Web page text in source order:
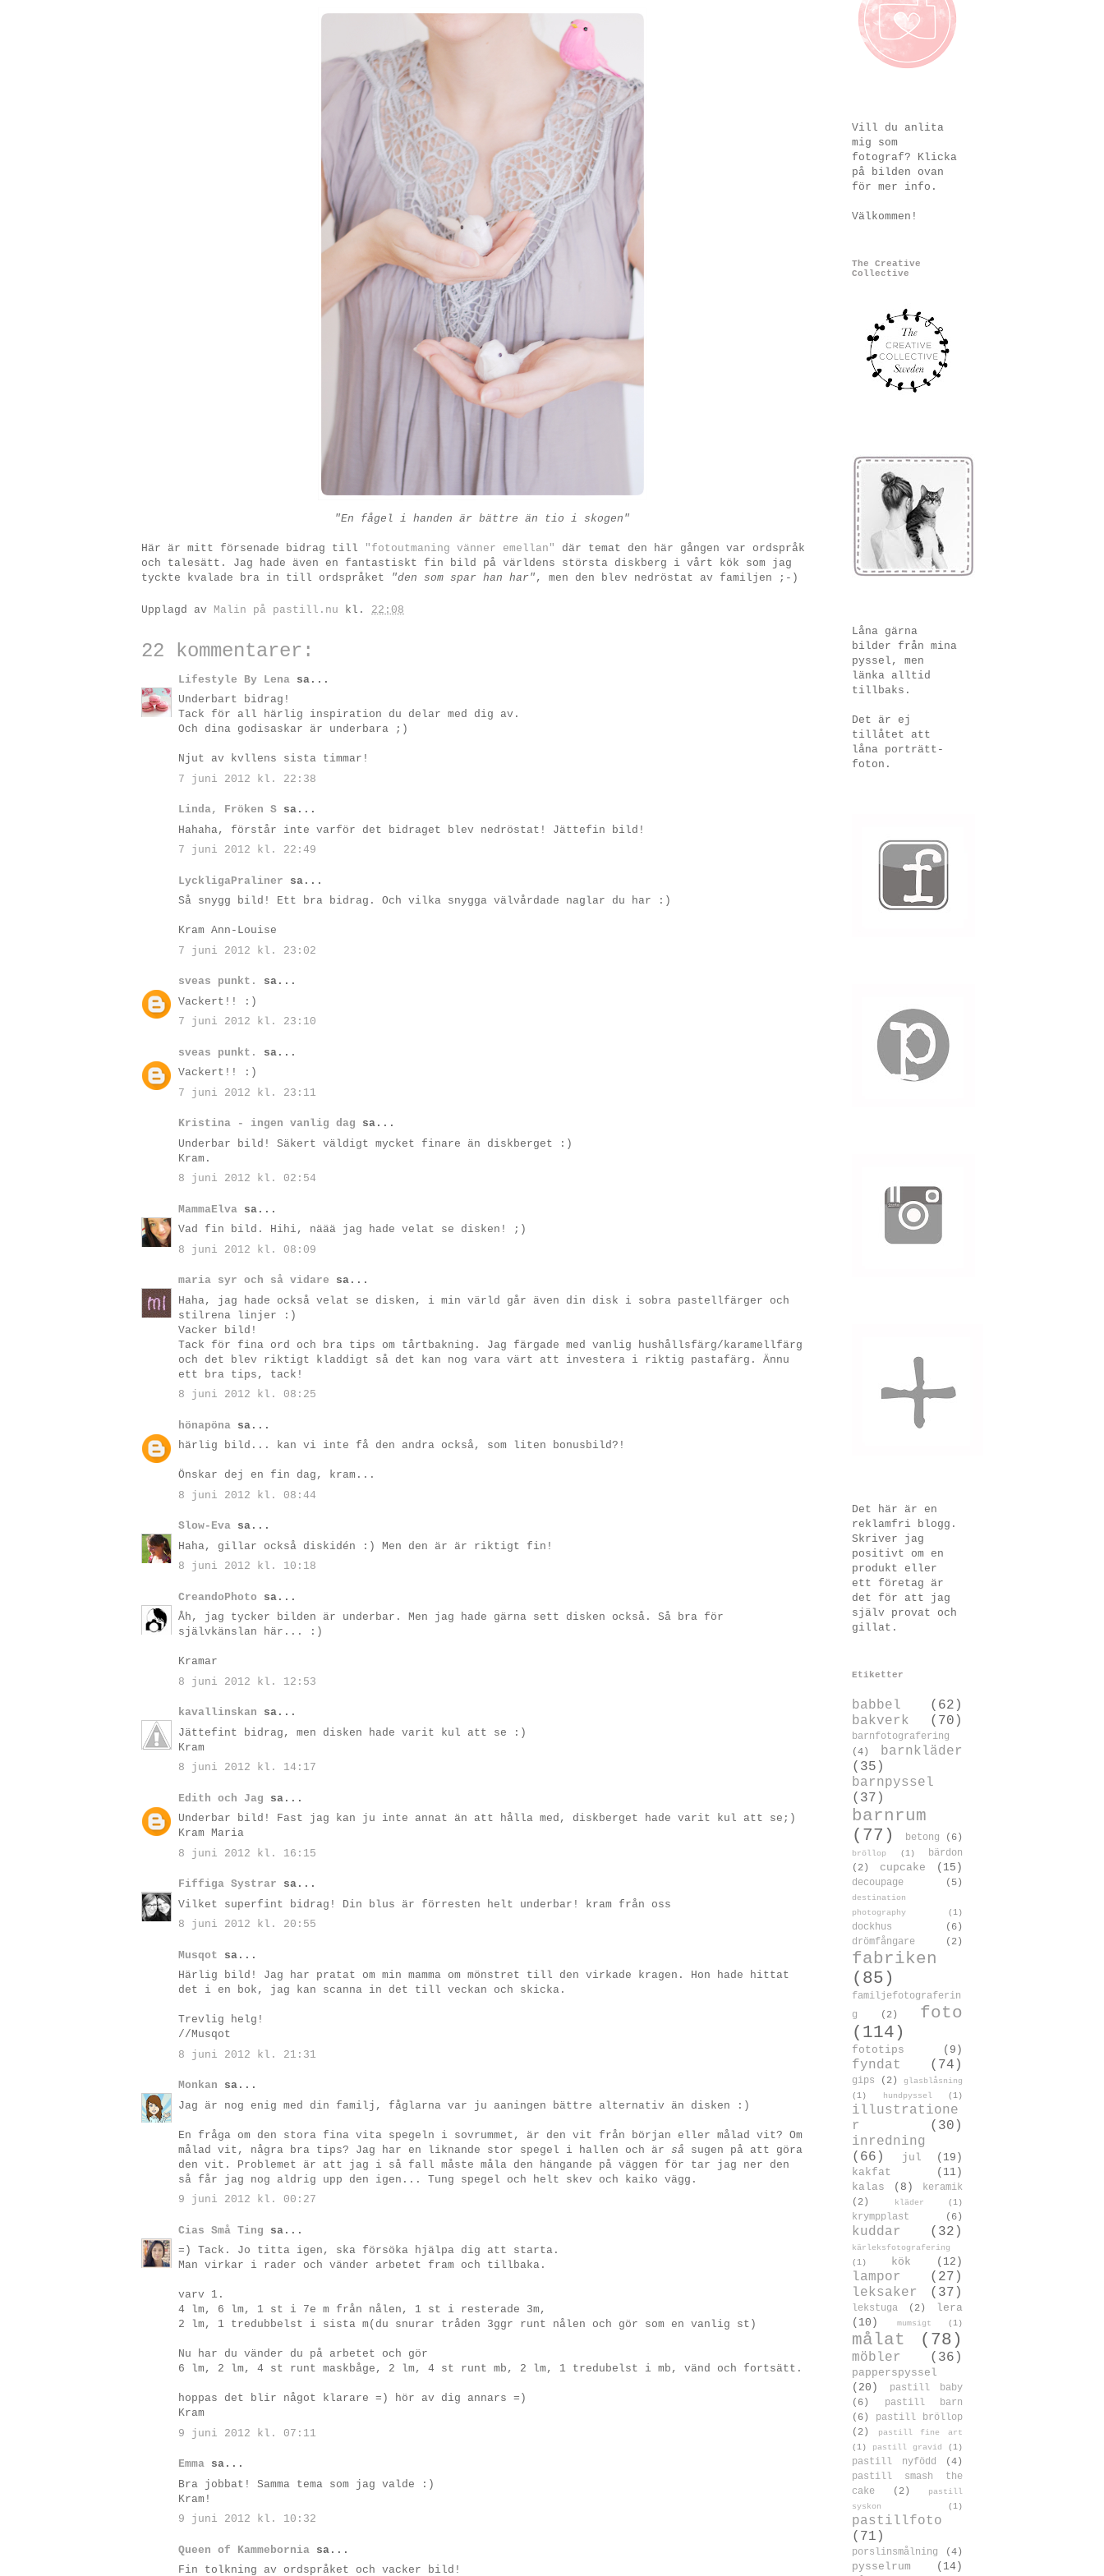
"En fågel i handen är bättre än tio i skogen"
Här är mitt försenade bidrag till "fotoutmaning vänner emellan"
där temat den här gången var ordspråk
och talesätt. Jag hade även en fantastiskt fin bild på världens största diskberg i vårt kök som jag
tyckte kvalade bra in till ordspråket
"den som spar han har" , men den blev nedröstat av familjen ;-)
Upplagd av Malin på pastill.nu kl. 22:08
22 kommentarer:
Lifestyle By Lena sa...
Underbart bidrag!
Tack för all härlig inspiration du delar med dig av.
Och dina godisaskar är underbara ;)
Njut av kvllens sista timmar!
7 juni 2012 kl. 22:38
Linda, Fröken S sa...
Hahaha, förstår inte varför det bidraget blev nedröstat! Jättefin bild!
7 juni 2012 kl. 22:49
LyckligaPraliner sa...
Så snygg bild! Ett bra bidrag. Och vilka snygga välvårdade naglar du har :)
Kram Ann-Louise
7 juni 2012 kl. 23:02
sveas punkt.
sa...
Vackert!! :)
7 juni 2012 kl. 23:10
sveas punkt.
sa...
Vackert!! :)
7 juni 2012 kl. 23:11
Kristina - ingen vanlig dag sa...
Underbar bild! Säkert väldigt mycket finare än diskberget :)
Kram.
8 juni 2012 kl. 02:54
MammaElva sa...
Vad fin bild. Hihi, näää jag hade velat se disken! ;)
8 juni 2012 kl. 08:09
maria syr och så vidare sa...
Haha, jag hade också velat se disken, i min värld går även din disk i sobra pastellfärger och
stilrena linjer :)
Vacker bild!
Tack för fina ord och bra tips om tårtbakning. Jag färgade med vanlig hushållsfärg/karamellfärg
och det blev riktigt kladdigt så det kan nog vara värt att investera i riktig pastafärg. Ännu
ett bra tips, tack!
8 juni 2012 kl. 08:25
hönapöna sa...
härlig bild... kan vi inte få den andra också, som liten bonusbild?!
Önskar dej en fin dag, kram...
8 juni 2012 kl. 08:44
Slow-Eva sa...
Haha, gillar också diskidén :) Men den är är riktigt fin!
8 juni 2012 kl. 10:18
CreandoPhoto sa...
Åh, jag tycker bilden är underbar. Men jag hade gärna sett disken också. Så bra för
självkänslan här... :)
Kramar
8 juni 2012 kl. 12:53
kavallinskan sa...
Jättefint bidrag, men disken hade varit kul att se :)
Kram
8 juni 2012 kl. 14:17
Edith och Jag sa...
Underbar bild! Fast jag kan ju inte annat än att hålla med, diskberget hade varit kul att se;)
Kram Maria
8 juni 2012 kl. 16:15
Fiffiga Systrar sa...
Vilket superfint bidrag! Din blus är förresten helt underbar! kram från oss
8 juni 2012 kl. 20:55
Musqot sa...
Härlig bild! Jag har pratat om min mamma om mönstret till den virkade kragen. Hon hade hittat
det i en bok, jag kan scanna in det till veckan och skicka.
Trevlig helg!
//Musqot
8 juni 2012 kl. 21:31
Monkan sa...
Jag är nog enig med din familj, fåglarna var ju aaningen bättre alternativ än disken :)
En fråga om den stora fina vita spegeln i sovrummet, är den vit från början eller målad vit? Om
målad vit, några bra tips? Jag har en liknande stor spegel i hallen och är så sugen på att göra
den vit. Problemet är att jag i så fall måste måla den hängande på väggen för tar jag ner den
så får jag nog aldrig upp den igen... Tung spegel och helt skev och kaiko vägg.
9 juni 2012 kl. 00:27
Cias Små Ting sa...
=) Tack. Jo titta igen, ska försöka hjälpa dig att starta.
Man virkar i rader och vänder arbetet fram och tillbaka.
varv 1.
4 lm, 6 lm, 1 st i 7e m från nålen, 1 st i resterade 3m,
2 lm, 1 tredubbelst i sista m(du snurar tråden 3ggr runt nålen och gör som en vanlig st)
Nu har du vänder du på arbetet och gör
6 lm, 2 lm, 4 st runt maskbåge, 2 lm, 4 st runt mb, 2 lm, 1 tredubelst i mb, vänd och fortsätt.
hoppas det blir något klarare =) hör av dig annars =)
Kram
9 juni 2012 kl. 07:11
Emma sa...
Bra jobbat! Samma tema som jag valde :)
Kram!
9 juni 2012 kl. 10:32
Queen of Kammebornia sa...
Fin tolkning av ordspråket och vacker bild!
Vill du anlita
mig som
fotograf? Klicka
på bilden ovan
för mer info.
Välkommen!
The Creative
Collective
Låna gärna
bilder från mina
pyssel, men
länka alltid
tillbaks.
Det är ej
tillåtet att
låna porträtt-
foton.
Det här är en
reklamfri blogg.
Skriver jag
positivt om en
produkt eller
ett företag är
det för att jag
själv provat och
gillat.
Etiketter
babbel
(62)
bakverk
(70)
barnfotografering
(4)
barnkläder
(35)
barnpyssel
(37)
barnrum
(77)
betong (6)
bröllop (1)
bärdon
(2)
cupcake (15)
decoupage (5)
destination
photography
(1)
dockhus
(6)
drömfångare
(2)
fabriken
(85)
familjefotograferin
g
(2)
foto
(114)
fototips (9)
fyndat (74)
gips (2)
glasblåsning
(1)
hundpyssel (1)
illustratione
r
(30)
inredning
(66)
jul
(19)
kakfat
(11)
kalas
(8)
keramik
(2)
kläder (1)
krympplast (6)
kuddar (32)
kärleksfotografering
(1)
kök (12)
lampor
(27)
leksaker
(37)
lekstuga (2)
lera
(10)
mumsigt (1)
målat (78)
möbler (36)
papperspyssel
(20)
pastill baby
(6)
pastill barn
(6)
pastill bröllop
(2)
pastill fine art
(1)
pastill gravid (1)
pastill nyfödd
(4)
pastill smash the
cake
(2)
pastill
syskon
(1)
pastillfoto
(71)
porslinsmålning (4)
pysselrum
(14)